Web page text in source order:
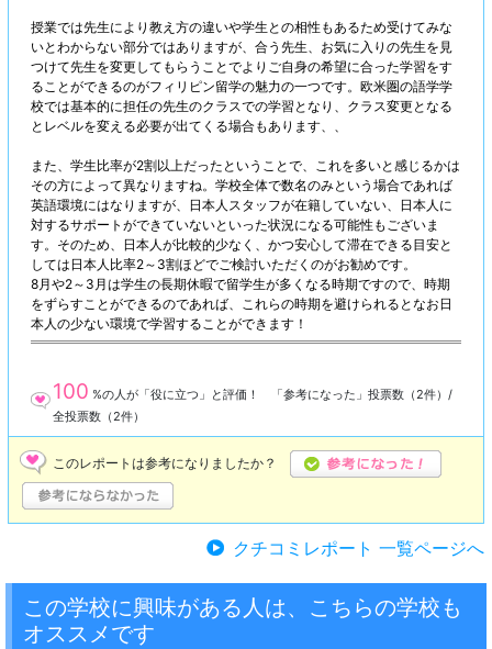
授業では先生により教え方の違いや学生との相性もあるため受けてみな
いとわからない部分ではありますが、合う先生、お気に入りの先生を見
つけて先生を変更してもらうことでよりご自身の希望に合った学習をす
ることができるのがフィリピン留学の魅力の一つです。欧米圏の語学学
校では基本的に担任の先生のクラスでの学習となり、クラス変更となる
とレベルを変える必要が出てくる場合もあります、、
また、学生比率が2割以上だったということで、これを多いと感じるかは
その方によって異なりますね。学校全体で数名のみという場合であれば
英語環境にはなりますが、日本人スタッフが在籍していない、日本人に
対するサポートができていないといった状況になる可能性もございま
す。そのため、日本人が比較的少なく、かつ安心して滞在できる目安と
しては日本人比率2～3割ほどでご検討いただくのがお勧めです。
8月や2～3月は学生の長期休暇で留学生が多くなる時期ですので、時期
をずらすことができるのであれば、これらの時期を避けられるとなお日
本人の少ない環境で学習することができます！
100 %の人が「役に立つ」と評価！ 「参考になった」投票数（2件）/
全投票数（2件）
このレポートは参考になりましたか？
クチコミレポート 一覧ページへ
この学校に興味がある人は、こちらの学校も
オススメです